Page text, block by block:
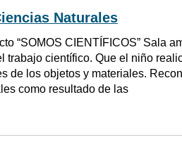
Naturales
“SOMOS CIENTÍFICOS” Sala
trabajo científico. Que el niño
de los objetos y materiales.
como resultado de las